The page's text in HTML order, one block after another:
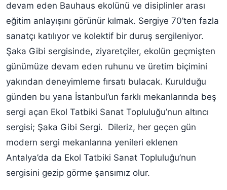
devam eden Bauhaus ekolünü ve disiplinler arası
eğitim anlayışını görünür kılmak. Sergiye 70’ten fazla
sanatçı katılıyor ve kolektif bir duruş sergileniyor.
Şaka Gibi sergisinde, ziyaretçiler, ekolün geçmişten
günümüze devam eden ruhunu ve üretim biçimini
yakından deneyimleme fırsatı bulacak. Kurulduğu
günden bu yana İstanbul’un farklı mekanlarında beş
sergi açan Ekol Tatbiki Sanat Topluluğu’nun altıncı
sergisi; Şaka Gibi Sergi. Dileriz, her geçen gün
modern sergi mekanlarına yenileri eklenen
Antalya’da da Ekol Tatbiki Sanat Topluluğu’nun
sergisini gezip görme şansımız olur.